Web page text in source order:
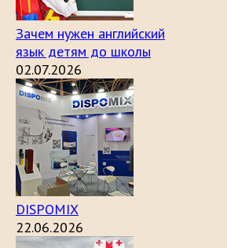
Зачем нужен английский
язык детям до школы
02.07.2026
DISPOMIX
22.06.2026